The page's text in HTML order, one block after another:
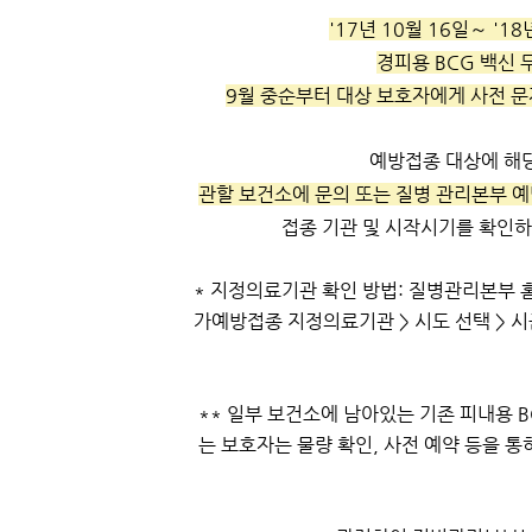
'17년 10월 16일～ '18
경피용 BCG 백신
9월 중순부터 대상 보호자에게 사전
예방접종 대상에 해
관할 보건소에 문의 또는 질병 관리본부
접종 기관 및 시작시기를 확인
* 지정의료기관 확인 방법: 질병관리본부
가예방접종 지정의료기관 > 시도 선택 >
** 일부 보건소에 남아있는 기존 피내용
는 보호자는 물량 확인, 사전 예약 등을